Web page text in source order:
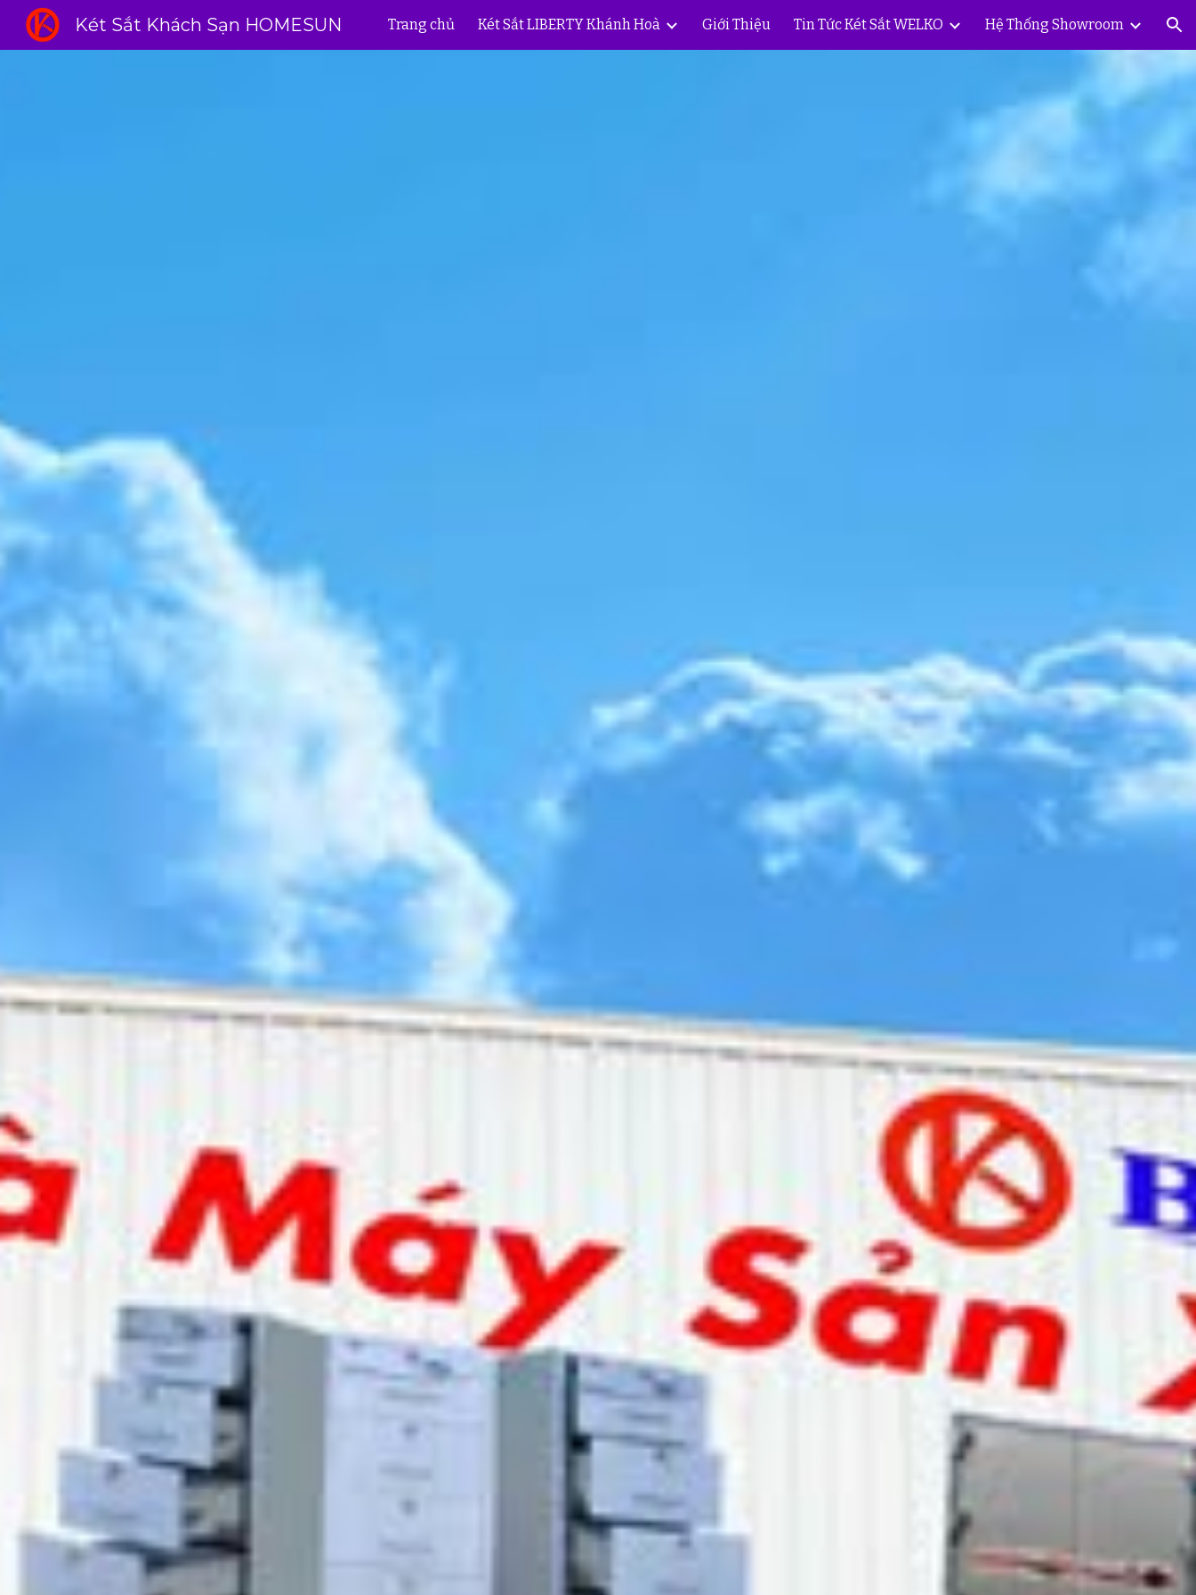
Skip to main content Skip to navigation
Két Sắt Khách Sạn HOMESUN Trang chủ Két Sắt LIBERTY Khánh Hoà Giới Thiệu Tin Tức Két Sắt WELKO Hệ Thống Showroom